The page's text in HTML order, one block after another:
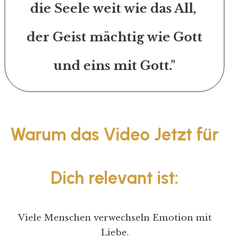
die Seele weit wie das All,
der Geist mächtig wie Gott
und eins mit Gott."
Warum das Video Jetzt für
Dich relevant ist:
Viele Menschen verwechseln Emotion mit
Liebe.